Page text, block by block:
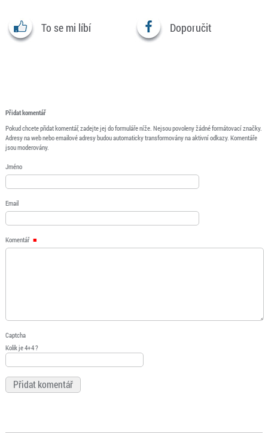
To se mi líbí Doporučit
Přidat komentář
Pokud chcete přidat komentář, zadejte jej do formuláře níže. Nejsou povoleny žádné formátovací značky.
Adresy na web nebo emailové adresy budou automaticky transformovány na aktivní odkazy. Komentáře
jsou moderovány.
Jméno
Email
Komentář
Captcha
Kolik je 4+4 ?